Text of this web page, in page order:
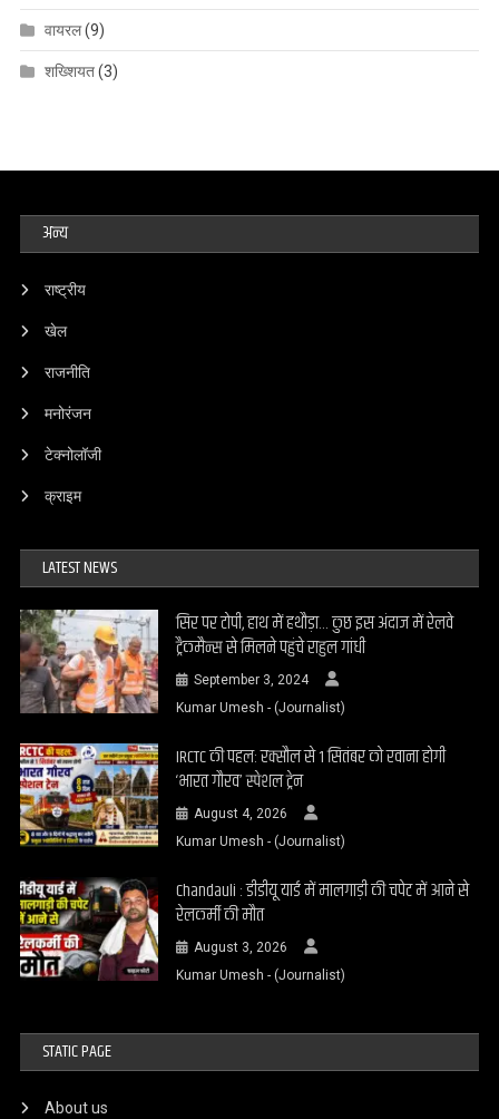
वायरल(9)
शख्शियत(3)
अन्य
राष्ट्रीय
खेल
राजनीति
मनोरंजन
टेक्नोलॉजी
क्राइम
LATEST NEWS
सिर पर टोपी, हाथ में हथौड़ा… कुछ इस अंदाज में रेलवे
ट्रैकमैन्स से मिलने पहुंचे राहुल गांधी
September 3, 2024
Kumar Umesh - (Journalist)
IRCTC की पहल: रक्सौल से 1 सितंबर को रवाना होगी
‘भारत गौरव’ स्पेशल ट्रेन
August 4, 2026
Kumar Umesh - (Journalist)
Chandauli : डीडीयू यार्ड में मालगाड़ी की चपेट में आने से
रेलकर्मी की मौत
August 3, 2026
Kumar Umesh - (Journalist)
STATIC PAGE
About us